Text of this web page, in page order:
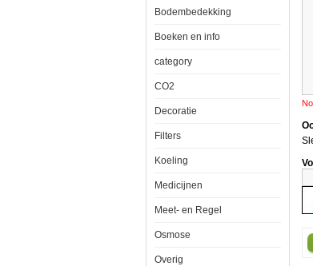
Bodembedekking
Boeken en info
category
CO2
Decoratie
Filters
Koeling
Medicijnen
Meet- en Regel
Osmose
Overig
x
50